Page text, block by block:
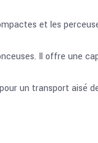
et les
Il offre une
un transport aisé